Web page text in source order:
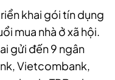
khai gói tín dụng
mua nhà ở xã hội.
gửi đến 9 ngân
Vietcombank,